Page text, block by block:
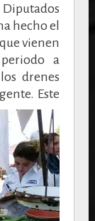
Diputados
hecho el
vienen
a
drenes
Este